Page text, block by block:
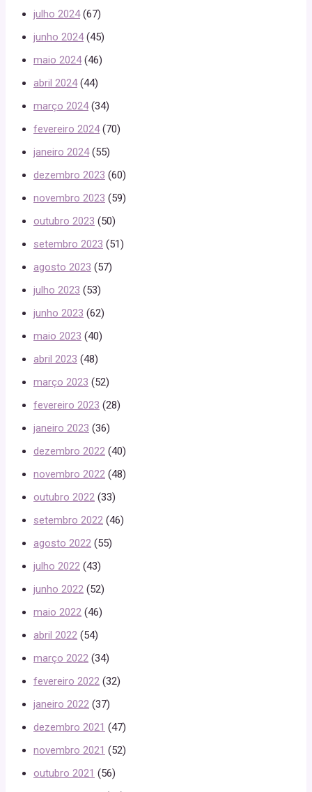
julho 2024(67)
junho 2024(45)
maio 2024(46)
abril 2024(44)
março 2024(34)
fevereiro 2024(70)
janeiro 2024(55)
dezembro 2023 (60)
novembro 2023 (59)
outubro 2023 (50)
setembro 2023 (51)
agosto 2023 (57)
julho 2023 (53)
junho 2023 (62)
maio 2023 (40)
abril 2023 (48)
março 2023 (52)
fevereiro 2023 (28)
janeiro 2023 (36)
dezembro 2022 (40)
novembro 2022 (48)
outubro 2022 (33)
setembro 2022 (46)
agosto 2022 (55)
julho 2022 (43)
junho 2022 (52)
maio 2022 (46)
abril 2022 (54)
março 2022 (34)
fevereiro 2022 (32)
janeiro 2022 (37)
dezembro 2021 (47)
novembro 2021 (52)
outubro 2021 (56)